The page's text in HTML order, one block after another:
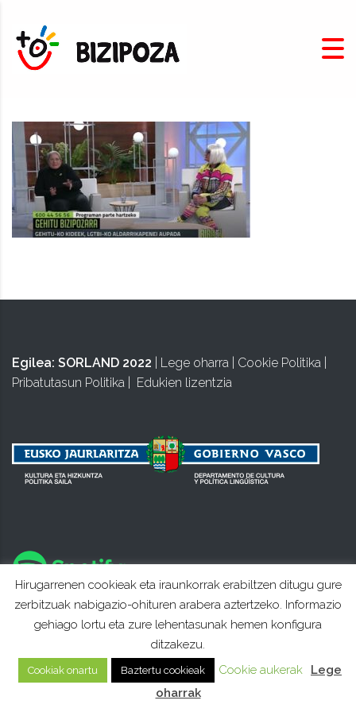
Egilea: SORLAND 2022 Lege oharra Cookie Politika
Pribatutasun Politika
Edukien lizentzia
Hirugarrenen cookieak eta iraunkorrak erabiltzen ditugu gure
zerbitzuak nabigazio-ohituren arabera aztertzeko. Informazio
gehiago lortu eta zure lehentasunak hemen konfigura
ditzakezu.
Cookiak onartu Baztertu cookieak Cookie aukerak
Lege
oharrak